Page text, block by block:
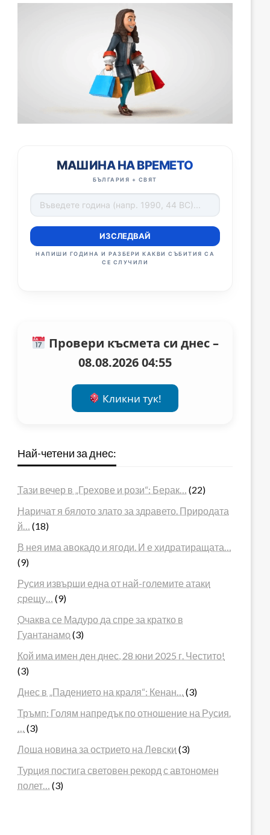
МАШИНА НА ВРЕМЕТО
БЪЛГАРИЯ + СВЯТ
ИЗСЛЕДВАЙ
НАПИШИ ГОДИНА И РАЗБЕРИ КАКВИ СЪБИТИЯ СА
СЕ СЛУЧИЛИ
Провери късмета си днес –
08.08.2026 04:55
Кликни тук!
Най-четени за днес:
Тази вечер в „Грехове и рози“: Берак…
(22)
Наричат я бялото злато за здравето. Природата
й…
(18)
В нея има авокадо и ягоди. И е хидратиращата…
(9)
Русия извърши една от най-големите атаки
срещу…
(9)
Очаква се Мадуро да спре за кратко в
Гуантанамо (3)
Кой има имен ден днес, 28 юни 2025 г. Честито!
(3)
Днес в „Падението на краля“: Кенан…
(3)
Тръмп: Голям напредък по отношение на Русия.
(3)
Лоша новина за острието на Левски (3)
Турция постига световен рекорд с автономен
полет…
(3)